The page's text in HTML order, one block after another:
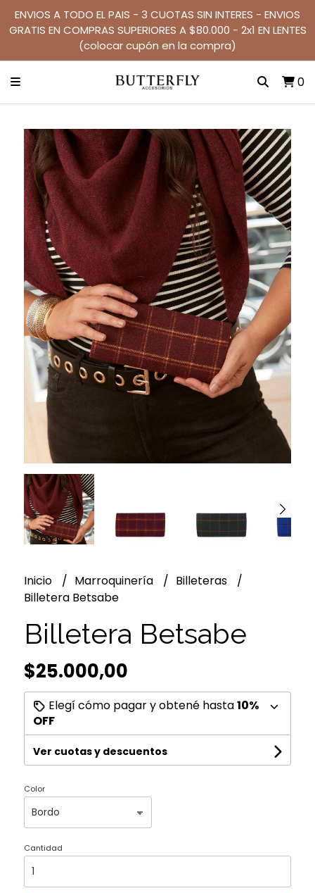
ENVIOS A TODO EL PAIS - 3 CUOTAS SIN INTERES - ENVIOS
GRATIS EN COMPRAS SUPERIORES A $80.000 - 2x1 EN LENTES
(colocar cupón en la compra)
0
Inicio Marroquinería
Billeteras
Billetera Betsabe
Billetera Betsabe
$25.000,00
Elegí cómo pagar y obtené hasta10%
OFF
Ver cuotas y descuentos
Color
Cantidad